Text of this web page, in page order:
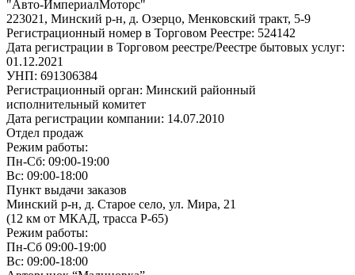
"Авто-ИмпериалМоторс"
223021, Минский р-н, д. Озерцо, Менковский тракт, 5-9
Регистрационный номер в Торговом Реестре: 524142
Дата регистрации в Торговом реестре/Реестре бытовых услуг:
01.12.2021
УНП: 691306384
Регистрационный орган: Минский районный
исполнительный комитет
Дата регистрации компании: 14.07.2010
Отдел продаж
Режим работы:
Пн-Сб: 09:00-19:00
Вс: 09:00-18:00
Пункт выдачи заказов
Минский р-н, д. Старое село, ул. Мира, 21
(12 км от МКАД, трасса P-65)
Режим работы:
Пн-Сб 09:00-19:00
Вс: 09:00-18:00